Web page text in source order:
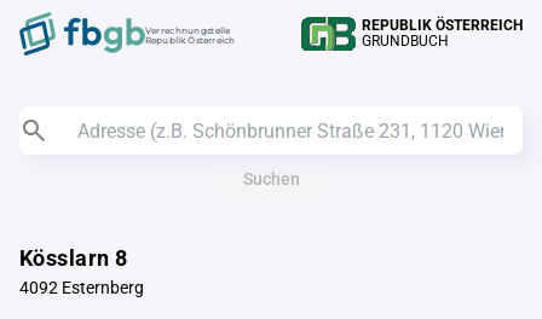
Verrechnungstelle
Republik Österreich
REPUBLIK ÖSTERREICH
GRUNDBUCH
Suchen
Kösslarn 8
4092 Esternberg